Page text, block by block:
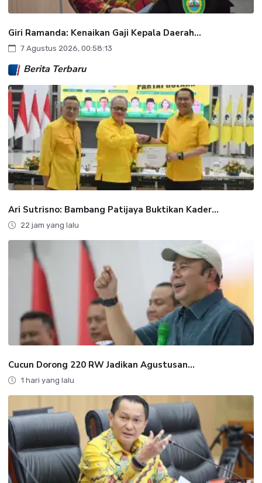
Giri Ramanda: Kenaikan Gaji Kepala Daerah...
7 Agustus 2026, 00:58:13
Berita Terbaru
Ari Sutrisno: Bambang Patijaya Buktikan Kader...
22 jam yang lalu
Cucun Dorong 220 RW Jadikan Agustusan...
1 hari yang lalu